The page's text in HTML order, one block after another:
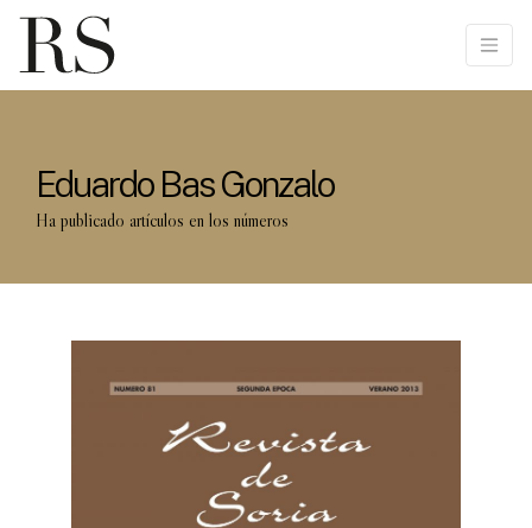
Eduardo Bas Gonzalo
Ha publicado artículos en los números